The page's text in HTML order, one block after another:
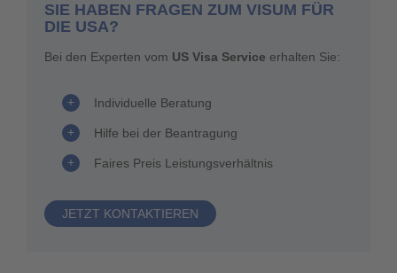
SIE HABEN FRAGEN ZUM VISUM FÜR
DIE USA?
Bei den Experten vom US Visa Service erhalten Sie:
Individuelle Beratung
Hilfe bei der Beantragung
Faires Preis Leistungsverhältnis
JETZT KONTAKTIEREN